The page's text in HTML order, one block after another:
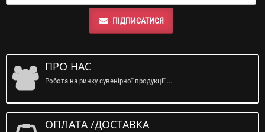
ПІДПИСАТИСЯ
ПРО НАС
Робота на ринку сувенірної продукції ...
ОПЛАТА /ДОСТАВКА